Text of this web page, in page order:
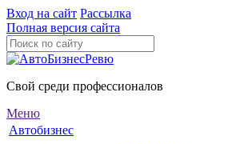
Вход на сайт Рассылка
Полная версия сайта
Свой среди профессионалов
Меню
Автобизнес